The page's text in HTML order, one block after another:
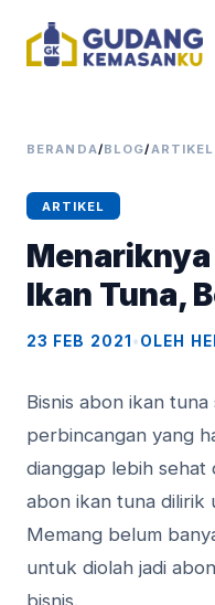
BERANDA/BLOG/ARTIKEL
ARTIKEL
Ikan Tuna,
23 FEB 2021 •OLEH
Bisnis abon ikan tuna
perbincangan yang
dianggap lebih sehat
abon ikan tuna dilirik
Memang belum
untuk diolah jadi